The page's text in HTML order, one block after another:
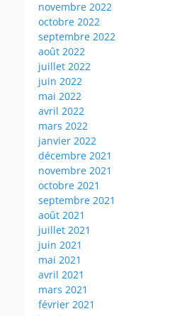
novembre 2022
octobre 2022
septembre 2022
août 2022
juillet 2022
juin 2022
mai 2022
avril 2022
mars 2022
janvier 2022
décembre 2021
novembre 2021
octobre 2021
septembre 2021
août 2021
juillet 2021
juin 2021
mai 2021
avril 2021
mars 2021
février 2021